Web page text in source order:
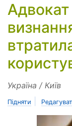
Україна / Київ
Підняти